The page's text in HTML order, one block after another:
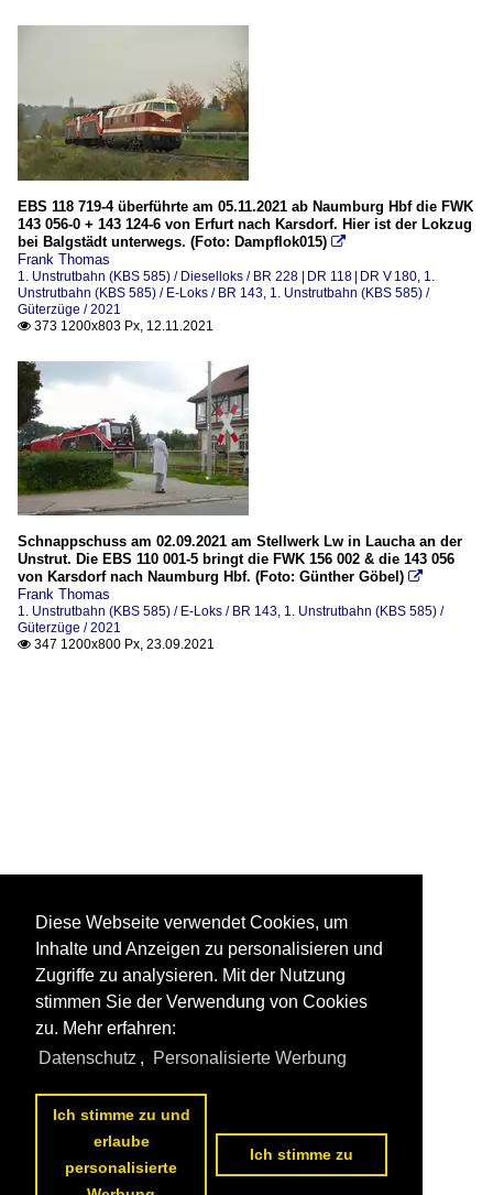
EBS 118 719-4 überführte am 05.11.2021 ab Naumburg Hbf die FWK
143 056-0 + 143 124-6 von Erfurt nach Karsdorf. Hier ist der Lokzug
bei Balgstädt unterwegs. (Foto: Dampflok015) 
Frank Thomas
1. Unstrutbahn (KBS 585) / Dieselloks / BR 228 | DR 118 | DR V 180, 1.
Unstrutbahn (KBS 585) / E-Loks / BR 143, 1. Unstrutbahn (KBS 585) /
Güterzüge / 2021
 373 1200x803 Px, 12.11.2021
Schnappschuss am 02.09.2021 am Stellwerk Lw in Laucha an der
Unstrut. Die EBS 110 001-5 bringt die FWK 156 002 & die 143 056
von Karsdorf nach Naumburg Hbf. (Foto: Günther Göbel) 
Frank Thomas
1. Unstrutbahn (KBS 585) / E-Loks / BR 143, 1. Unstrutbahn (KBS 585) /
Güterzüge / 2021
 347 1200x800 Px, 23.09.2021
Diese Webseite verwendet Cookies, um
Inhalte und Anzeigen zu personalisieren und
Zugriffe zu analysieren. Mit der Nutzung
stimmen Sie der Verwendung von Cookies
zu. Mehr erfahren:
Datenschutz , Personalisierte Werbung
Ich stimme zu und
erlaube
personalisierte
Ich stimme zu